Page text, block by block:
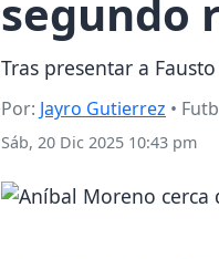
segundo
Tras presentar a
Por: Jayro Gutierrez •
Sáb, 20 Dic 2025 10:43 pm